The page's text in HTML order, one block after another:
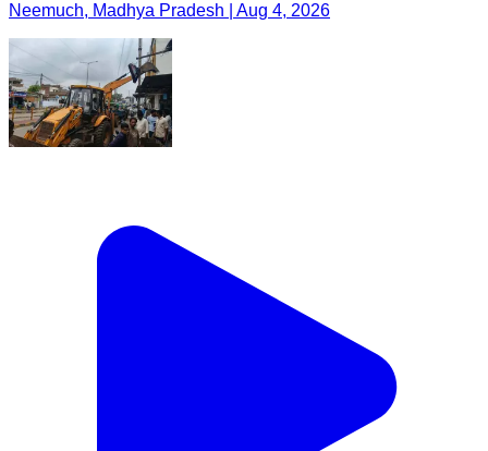
Neemuch, Madhya Pradesh | Aug 4, 2026